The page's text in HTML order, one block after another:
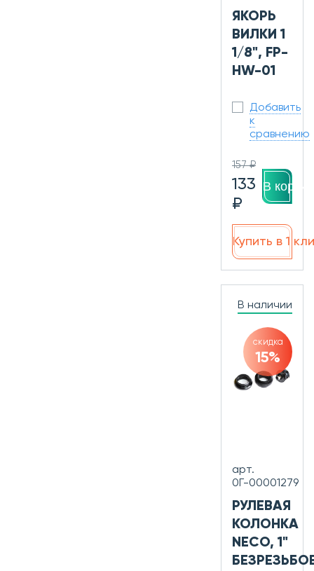
ЯКОРЬ
ВИЛКИ 1
1/8", FP-
HW-01
Добавить
к
сравнению
157 ₽
133
₽
В
Купить в 1
В наличии
скидка
15%
арт.
0Г-00001279
РУЛЕВАЯ
КОЛОНКА
NECO, 1"